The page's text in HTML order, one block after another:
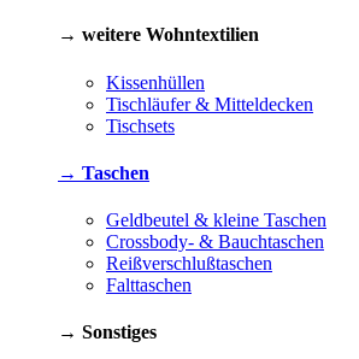
→ weitere Wohntextilien
Kissenhüllen
Tischläufer & Mitteldecken
Tischsets
→ Taschen
Geldbeutel & kleine Taschen
Crossbody- & Bauchtaschen
Reißverschlußtaschen
Falttaschen
→ Sonstiges